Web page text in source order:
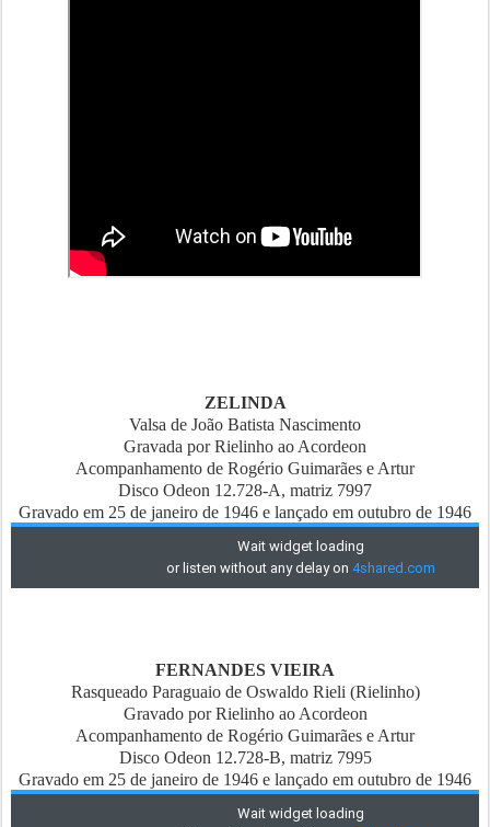
ZELINDA
Valsa de João Batista Nascimento
Gravada por Rielinho ao Acordeon
Acompanhamento de Rogério Guimarães e Artur
Disco Odeon 12.728-A, matriz 7997
Gravado em 25 de janeiro de 1946 e lançado em outubro de 1946
FERNANDES VIEIRA
Rasqueado Paraguaio de Oswaldo Rieli (Rielinho)
Gravado por Rielinho ao Acordeon
Acompanhamento de Rogério Guimarães e Artur
Disco Odeon 12.728-B, matriz 7995
Gravado em 25 de janeiro de 1946 e lançado em outubro de 1946